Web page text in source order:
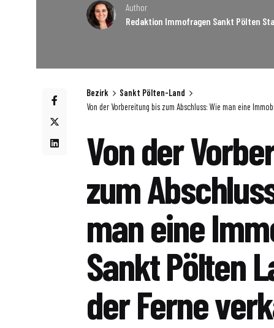
Author
Redaktion Immofragen Sankt Pölten
Bezirk
Sankt Pölten-Land
Von der Vorbereitung bis zum Abschluss: Wie man eine
Von der
zum
man eine
Sankt Pölten
der Ferne